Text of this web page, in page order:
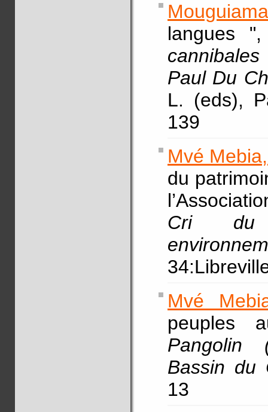
langues
Paul Du
L. (eds),
139
Mvé
du
Cri du
Mvé
peuples
Pangolin
Bassin du
13